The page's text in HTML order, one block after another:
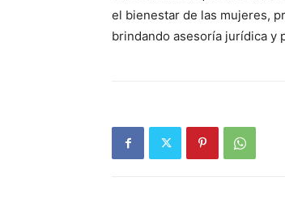
el bienestar de las mujeres,
brindando asesoría jurídica y